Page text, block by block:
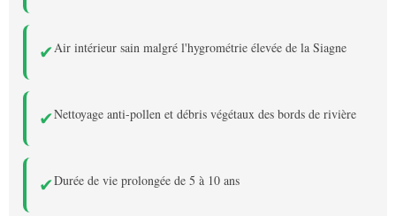
✔Air intérieur sain malgré l'hygrométrie élevée de la Siagne
✔Nettoyage anti-pollen et débris végétaux des bords de rivière
✔Durée de vie prolongée de 5 à 10 ans